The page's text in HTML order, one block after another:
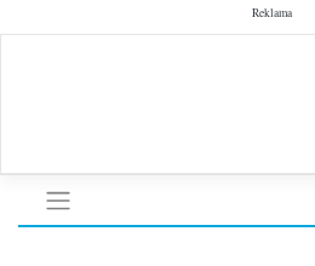
to
Reklama